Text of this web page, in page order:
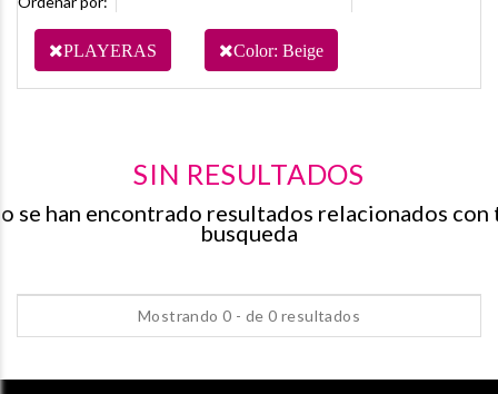
PLAYERAS Color: Beige
SIN RESULTADOS
se han encontrado resultados relacionados con
busqueda
Mostrando 0 - de 0 resultados